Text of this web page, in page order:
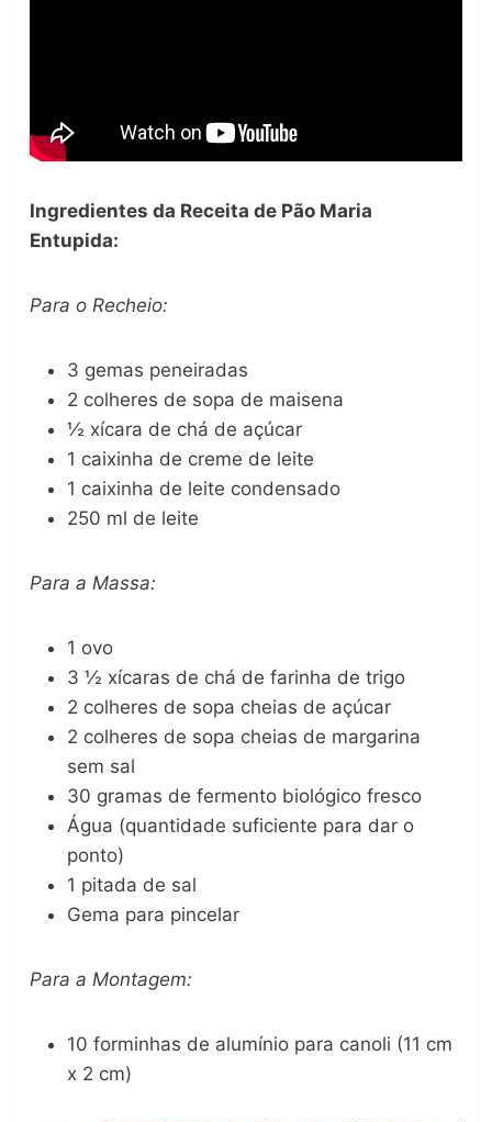
Ingredientes da Receita de Pão Maria
Entupida:
Para o Recheio:
3 gemas peneiradas
2 colheres de sopa de maisena
½ xícara de chá de açúcar
1 caixinha de creme de leite
1 caixinha de leite condensado
250 ml de leite
Para a Massa:
1 ovo
3 ½ xícaras de chá de farinha de trigo
2 colheres de sopa cheias de açúcar
2 colheres de sopa cheias de margarina
sem sal
30 gramas de fermento biológico fresco
Água (quantidade suficiente para dar o
ponto)
1 pitada de sal
Gema para pincelar
Para a Montagem:
10 forminhas de alumínio para canoli (11 cm
x 2 cm)